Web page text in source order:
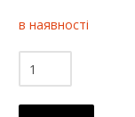
в наявності